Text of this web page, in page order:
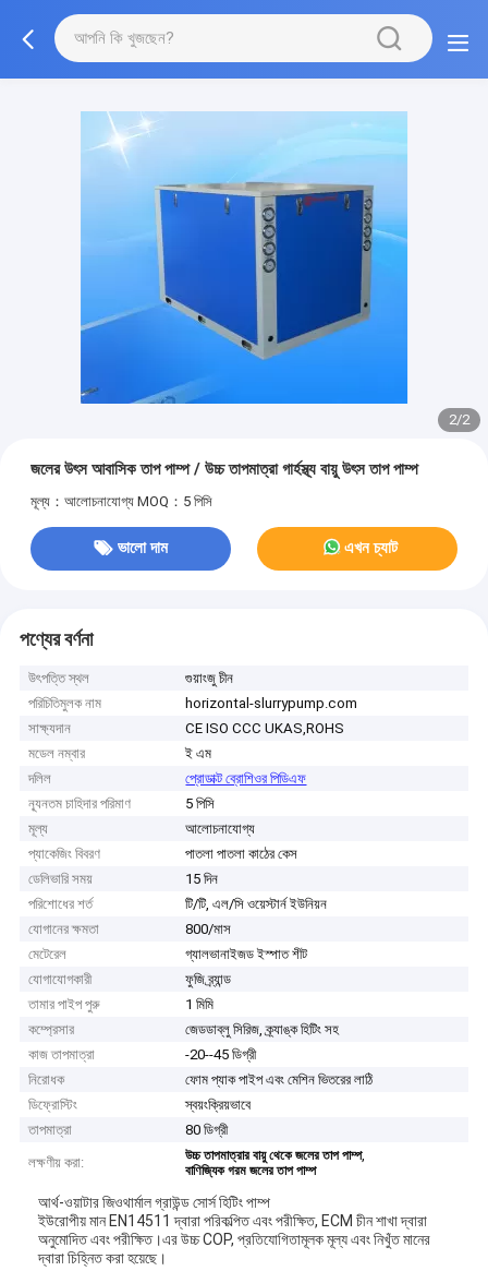
2/2
জলের উৎস আবাসিক তাপ পাম্প / উচ্চ তাপমাত্রা গার্হস্থ্য বায়ু উৎস তাপ পাম্প
মূল্য：আলোচনাযোগ্য MOQ：5 পিসি
ভালো দাম এখন চ্যাট
পণ্যের বর্ণনা
উৎপত্তি স্থল
গুয়াংজু চীন
পরিচিতিমুলক নাম
horizontal-slurrypump.com
সাক্ষ্যদান
CE ISO CCC UKAS,ROHS
মডেল নম্বার
ই এম
দলিল
প্রোডাক্ট ব্রোশিওর পিডিএফ
ন্যূনতম চাহিদার পরিমাণ
5 পিসি
মূল্য
আলোচনাযোগ্য
প্যাকেজিং বিবরণ
পাতলা পাতলা কাঠের কেস
ডেলিভারি সময়
15 দিন
পরিশোধের শর্ত
টি/টি, এল/সি ওয়েস্টার্ন ইউনিয়ন
যোগানের ক্ষমতা
800/মাস
মেটেরেল
গ্যালভানাইজড ইস্পাত শীট
যোগাযোগকারী
ফুজি ব্র্যান্ড
তামার পাইপ পুরু
1 মিমি
কম্প্রেসার
জেডডাব্লু সিরিজ, ক্র্যাঙ্ক হিটিং সহ
কাজ তাপমাত্রা
-20--45 ডিগ্রী
নিরোধক
ফোম প্যাক পাইপ এবং মেশিন ভিতরের লাঠি
ডিফ্রোস্টিং
স্বয়ংক্রিয়ভাবে
তাপমাত্রা
80 ডিগ্রী
লক্ষণীয় করা:
উচ্চ তাপমাত্রার বায়ু থেকে জলের তাপ পাম্প,
বাণিজ্যিক গরম জলের তাপ পাম্প
আর্থ-ওয়াটার জিওথার্মাল গ্রাউন্ড সোর্স হিটিং পাম্প
ইউরোপীয় মান EN14511 দ্বারা পরিকল্পিত এবং পরীক্ষিত, ECM চীন শাখা দ্বারা
অনুমোদিত এবং পরীক্ষিত।এর উচ্চ COP, প্রতিযোগিতামূলক মূল্য এবং নিখুঁত মানের
দ্বারা চিহ্নিত করা হয়েছে।